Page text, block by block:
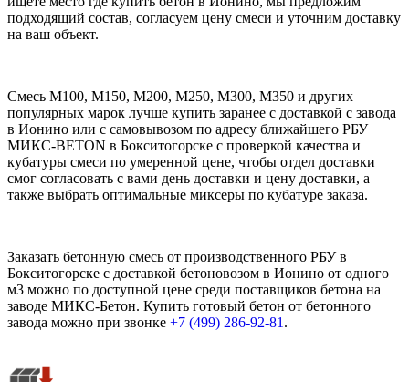
подходящий состав, согласуем цену смеси и уточним доставку
на ваш объект.
Смесь М100, М150, М200, М250, М300, М350 и других
популярных марок лучше купить заранее с доставкой с завода
в Ионино или с самовывозом по адресу ближайшего РБУ
МИКС-BETON в Бокситогорске с проверкой качества и
кубатуры смеси по умеренной цене, чтобы отдел доставки
смог согласовать с вами день доставки и цену доставки, а
также выбрать оптимальные миксеры по кубатуре заказа.
Заказать бетонную смесь от производственного РБУ в
Бокситогорске с доставкой бетоновозом в Ионино от одного
м3 можно по доступной цене среди поставщиков бетона на
заводе МИКС-Бетон. Купить готовый бетон от бетонного
завода можно при звонке +7 (499) 286-92-81 .